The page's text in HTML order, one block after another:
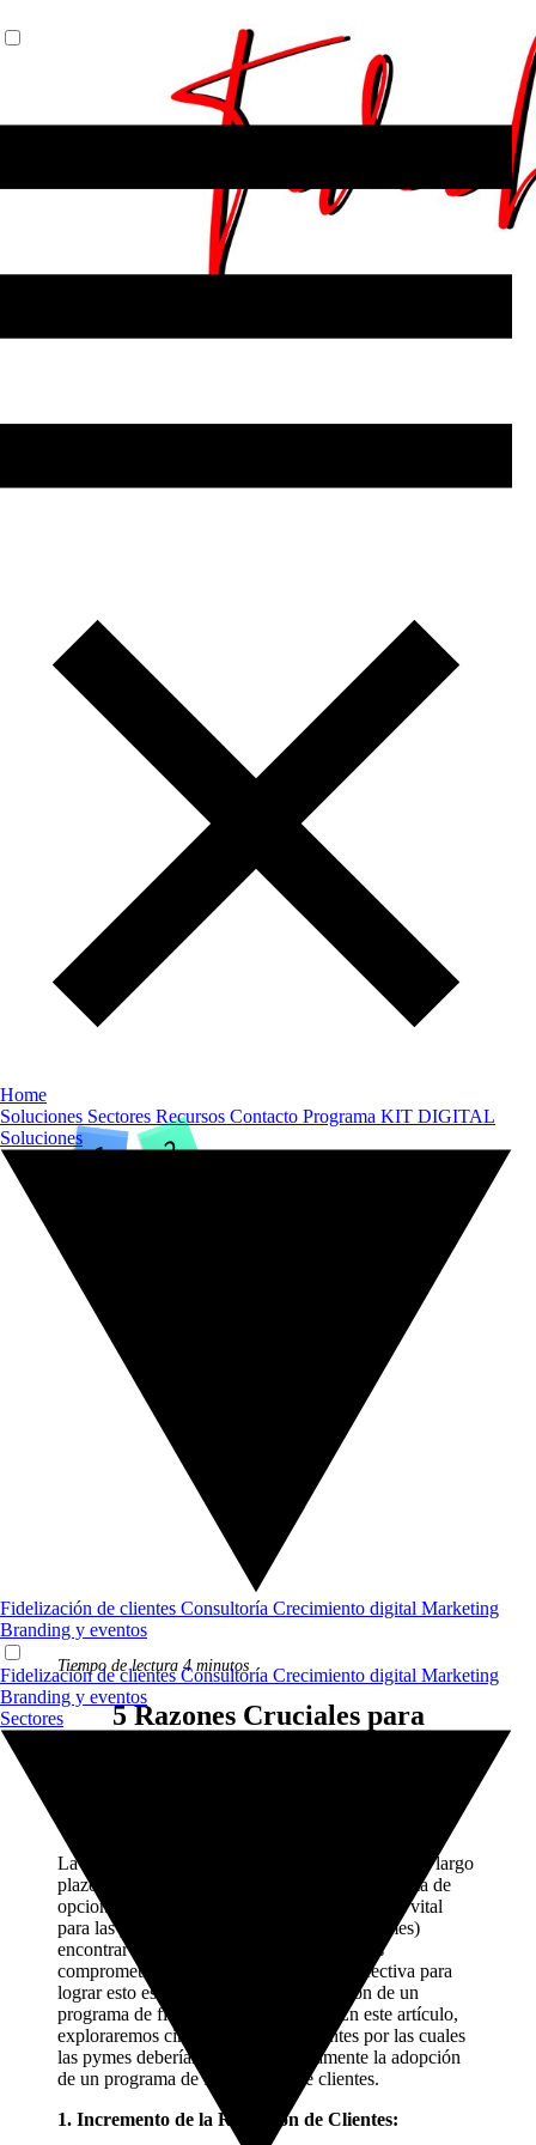
Home
Soluciones Sectores Recursos Contacto Programa KIT DIGITAL
Soluciones
Fidelización de clientes Consultoría Crecimiento digital Marketing
Branding y eventos
Fidelización de clientesConsultoría Crecimiento digital Marketing
Branding y eventos
Sectores
estables, leales y
defensores de tu
marca, debe ser la
principal aspiración de
cualquier actividad
empresarial, con
vocación de futuro
Tiempo de lectura 4 minutos
5 Razones Cruciales para
La retención de clientes es esencial para el éxito a largo
plazo. Los consumidores tienen una amplia gama de
opciones a su disposición, lo que hace que sea vital
para las pequeñas y medianas empresas (pymes)
encontrar formas de mantener a sus clientes
comprometidos y leales. Una estrategia efectiva para
lograr esto es mediante la implementación de un
programa de fidelización de clientes. En este artículo,
exploraremos cinco razones importantes por las cuales
las pymes deberían considerar seriamente la adopción
de un programa de fidelización de clientes.
1. Incremento de la Retención de Clientes: